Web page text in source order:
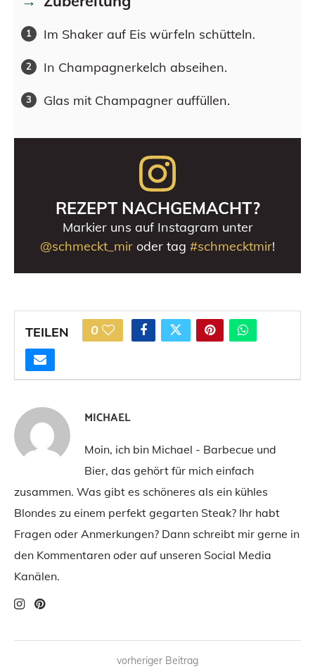
Im Shaker auf Eis würfeln schütteln.
In Champagnerkelch abseihen.
Glas mit Champagner auffüllen.
REZEPT NACHGEMACHT?
Markier uns auf Instagram unter
@schmeckt_mir oder tag #schmecktmir!
TEILEN 0
MICHAEL
Moin, ich bin Michael - Barbecue und
Bier, das gehört für mich einfach
zusammen. Was gibt es schöneres als ein kühles
Blondes zu einem perfekt gegarten Steak? Ihr habt
Fragen oder Anmerkungen? Dann schreibt mir gerne in
den Kommentaren oder auf unseren Social Media
Kanälen.
vorheriger Beitrag